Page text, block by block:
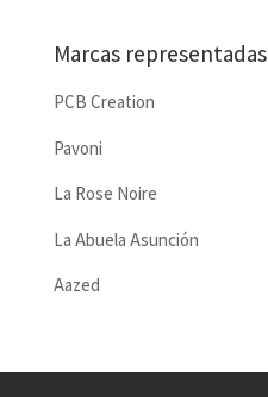
Marcas representadas
PCB Creation
Pavoni
La Rose Noire
La Abuela Asunción
Aazed